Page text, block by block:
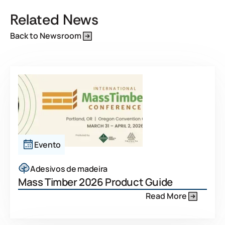
Related News
Back to Newsroom
Evento
Adesivos de madeira
Mass Timber 2026 Product Guide
Read More